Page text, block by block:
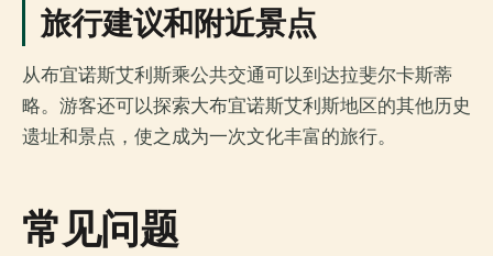
旅行建议和附近景点
从布宜诺斯艾利斯乘公共交通可以到达拉斐尔卡斯蒂
略。游客还可以探索大布宜诺斯艾利斯地区的其他历史
遗址和景点，使之成为一次文化丰富的旅行。
常见问题